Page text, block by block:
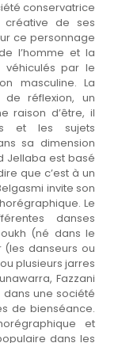
conservatrice
créative de ses
ce personnage
l’homme et la
par le
masculine. La
réflexion, un
raison d’être, il
et les sujets
sa dimension
Jellaba est basé
que c’est à un
invite son
Le
danses
(né dans le
(les danseurs ou
plusieurs jarres
Fazzani
une société
de bienséance.
et
dans les